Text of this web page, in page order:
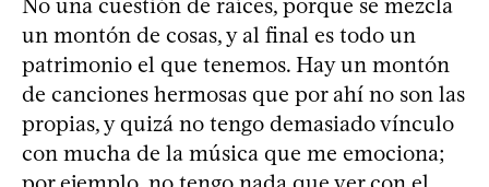
un montón de cosas, y al final es todo un
patrimonio el que tenemos. Hay un montón
de canciones hermosas que por ahí no son las
propias, y quizá no tengo demasiado vínculo
con mucha de la música que me emociona;